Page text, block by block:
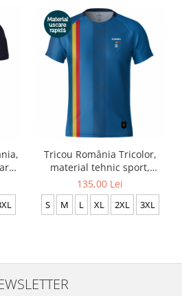
Tricou România Tricolor,
material tehnic sport,
bărbat, culoare albastră,
CS31
135,00 Lei
S M L XL 2XL 3XL